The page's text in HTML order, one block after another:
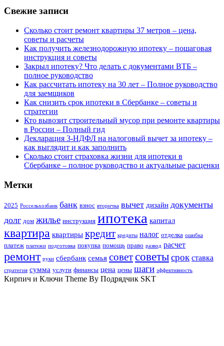
Свежие записи
Сколько стоит ремонт квартиры 37 метров – цена,
советы и расчеты
Как получить железнодорожную ипотеку – пошаговая
инструкция и советы
Закрыл ипотеку? Что делать с документами ВТБ –
полное руководство
Как рассчитать ипотеку на 30 лет – Полное руководство
для заемщиков
Как снизить срок ипотеки в Сбербанке – советы и
стратегии
Кто вывозит строительный мусор при ремонте квартиры
в России – Полный гид
Декларация 3-НДФЛ на налоговый вычет за ипотеку –
как выглядит и как заполнить
Сколько стоит страховка жизни для ипотеки в
Сбербанке – полное руководство и актуальные расценки
Метки
2025 Россельхозбанк банк взнос вторичка вычет дизайн документы
долг дом жилье инструкция ипотека капитал
квартира квартиры кредит кредиты налог отделка ошибка
платеж платежи подготовка покупка помощь право развод расчет
ремонт руки сбербанк семья советсоветысрок ставка
стратегия сумма услуги финансы цена цены шаги эффективность
Кирпич и Ключи Theme By Подрядчик SKT